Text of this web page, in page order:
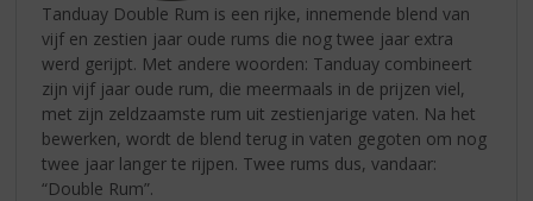
Tanduay Double Rum is een rijke, innemende blend van
vijf en zestien jaar oude rums die nog twee jaar extra
werd gerijpt. Met andere woorden: Tanduay combineert
zijn vijf jaar oude rum, die meermaals in de prijzen viel,
met zijn zeldzaamste rum uit zestienjarige vaten. Na het
bewerken, wordt de blend terug in vaten gegoten om nog
twee jaar langer te rijpen. Twee rums dus, vandaar:
“Double Rum”.